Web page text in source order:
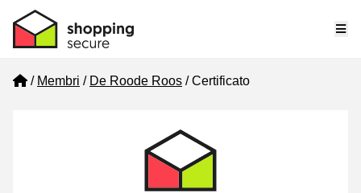
Home
Membri De Roode Roos Certificato